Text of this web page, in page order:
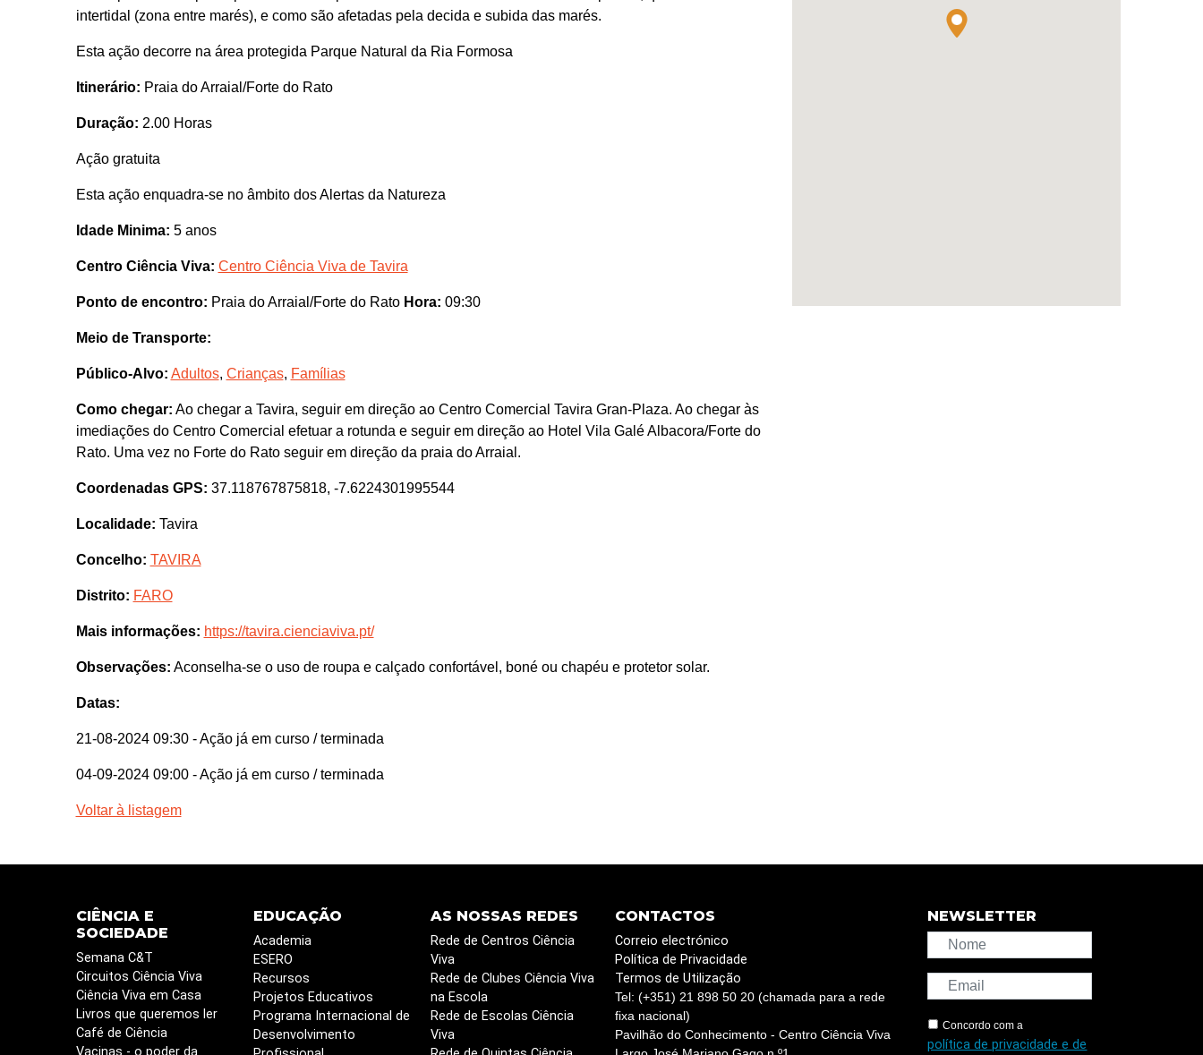
intertidal (zona entre marés), e como são afetadas pela decida e subida das marés.
Esta ação decorre na área protegida Parque Natural da Ria Formosa
Itinerário: Praia do Arraial/Forte do Rato
Duração: 2.00 Horas
Ação gratuita
Esta ação enquadra-se no âmbito dos Alertas da Natureza
Idade Minima: 5 anos
Centro Ciência Viva: Centro Ciência Viva de Tavira
Ponto de encontro: Praia do Arraial/Forte do Rato Hora: 09:30
Meio de Transporte:
Público-Alvo: Adultos, Crianças, Famílias
Como chegar: Ao chegar a Tavira, seguir em direção ao Centro Comercial Tavira Gran-Plaza. Ao chegar às
imediações do Centro Comercial efetuar a rotunda e seguir em direção ao Hotel Vila Galé Albacora/Forte do
Rato. Uma vez no Forte do Rato seguir em direção da praia do Arraial.
Coordenadas GPS: 37.118767875818, -7.6224301995544
Localidade: Tavira
Concelho: TAVIRA
Distrito: FARO
Mais informações: https://tavira.cienciaviva.pt/
Observações: Aconselha-se o uso de roupa e calçado confortável, boné ou chapéu e protetor solar.
Datas:
21-08-2024 09:30 - Ação já em curso / terminada
04-09-2024 09:00 - Ação já em curso / terminada
Voltar à listagem
CIÊNCIA E
SOCIEDADE
Semana C&T
Circuitos Ciência Viva
Ciência Viva em Casa
Livros que queremos ler
Café de Ciência
Vacinas - o poder da
EDUCAÇÃO
Academia
ESERO
Recursos
Projetos Educativos
Programa Internacional de
Desenvolvimento
AS NOSSAS REDES
Rede de Centros Ciência
Viva
Rede de Clubes Ciência Viva
na Escola
Rede de Escolas Ciência
Viva
CONTACTOS
Correio electrónico
Política de Privacidade
Termos de Utilização
Tel: (+351) 21 898 50 20 (chamada para a rede
fixa nacional)
Pavilhão do Conhecimento - Centro Ciência Viva
NEWSLETTER
Concordo com a
política de privacidade e de